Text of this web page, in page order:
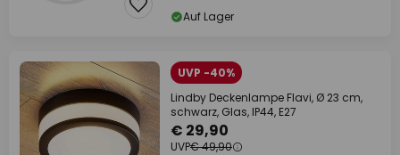
Auf Lager
UVP -40%
Lindby Deckenlampe Flavi, Ø 23 cm,
schwarz, Glas, IP44, E27
€ 29,90
UVP€ 49,90